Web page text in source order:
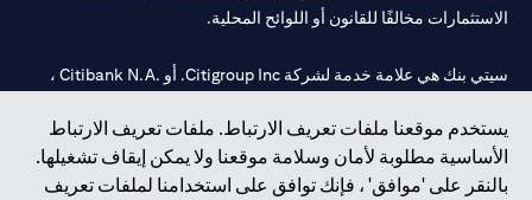
يستخدم موقعنا ملفات تعريف الارتباط. ملفات تعريف الارتباط
الأساسية مطلوبة لأمان وسلامة موقعنا ولا يمكن إيقاف تشغيلها.
بالنقر على 'موافق' ، فإنك توافق على استخدامنا لملفات تعريف
الاستثمارات مخالفًا للقانون أو اللوائح المحلية.
سيتي بنك هي علامة خدمة لشركة Citigroup Inc. أو .Citibank N.A ،
سيتي بنك إن. إيه. الإمارات مسجل لدى مصرف الإمارات المركزي تحت
أرقام التراخيص 202563 لفرع الوصل في دبي، 531989 لفرع مول